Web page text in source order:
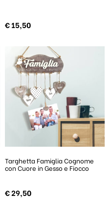
€15,50
Targhetta Famiglia Cognome
con Cuore in Gesso e Fiocco
€29,50